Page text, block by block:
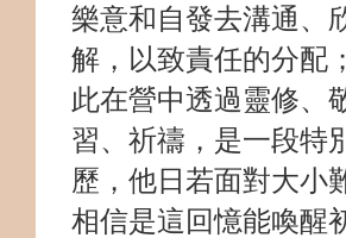
樂意和自發去溝通、
解，以致責任的分配
此在營中透過靈修、
習、祈禱，是一段特
歷，他日若面對大小
相信是這回憶能喚醒